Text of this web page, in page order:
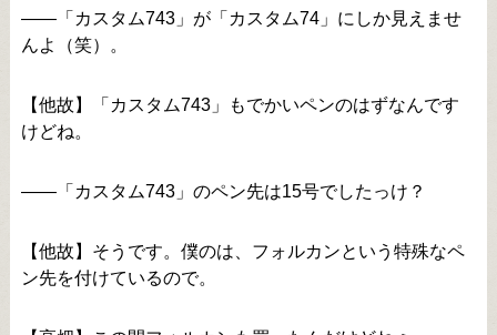
――「カスタム743」が「カスタム74」にしか見えませ
んよ（笑）。
【他故】「カスタム743」もでかいペンのはずなんです
けどね。
――「カスタム743」のペン先は15号でしたっけ？
【他故】そうです。僕のは、フォルカンという特殊なペ
ン先を付けているので。